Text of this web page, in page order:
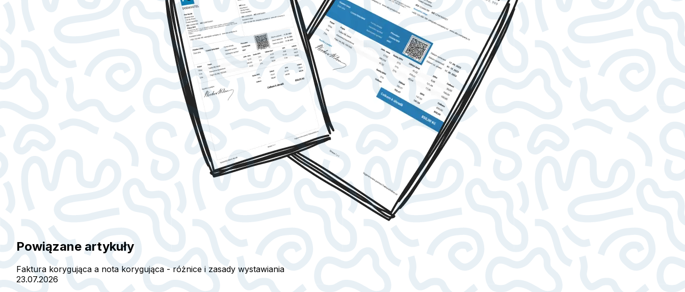
Powiązane artykuły
Faktura korygująca a nota korygująca - różnice i zasady wystawiania
23.07.2026